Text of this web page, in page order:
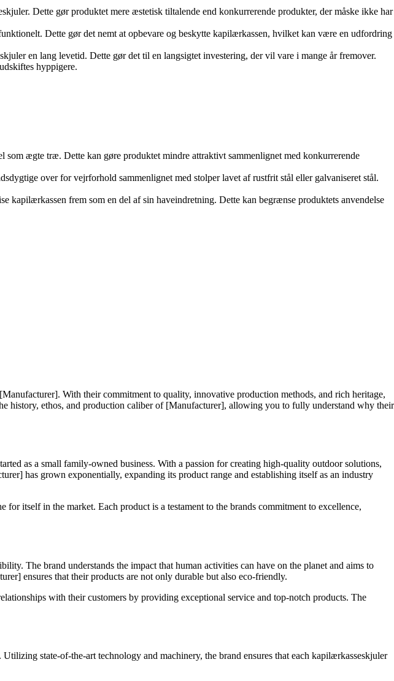
Dette gør produktet mere æstetisk tiltalende end konkurrerende produkter, der måske ikke har
Dette gør det nemt at opbevare og beskytte kapilærkassen, hvilket kan være en udfordring
en lang levetid. Dette gør det til en langsigtet investering, der vil vare i mange år fremover.
hyppigere.
ægte træ. Dette kan gøre produktet mindre attraktivt sammenlignet med konkurrerende
over for vejrforhold sammenlignet med stolper lavet af rustfrit stål eller galvaniseret stål.
frem som en del af sin haveindretning. Dette kan begrænse produktets anvendelse
With their commitment to quality, innovative production methods, and rich heritage,
history, ethos, and production caliber of [Manufacturer], allowing you to fully understand why their
as a small family-owned business. With a passion for creating high-quality outdoor solutions,
has grown exponentially, expanding its product range and establishing itself as an industry
itself in the market. Each product is a testament to the brands commitment to excellence,
The brand understands the impact that human activities can have on the planet and aims to
ensures that their products are not only durable but also eco-friendly.
with their customers by providing exceptional service and top-notch products. The
state-of-the-art technology and machinery, the brand ensures that each kapilærkasseskjuler